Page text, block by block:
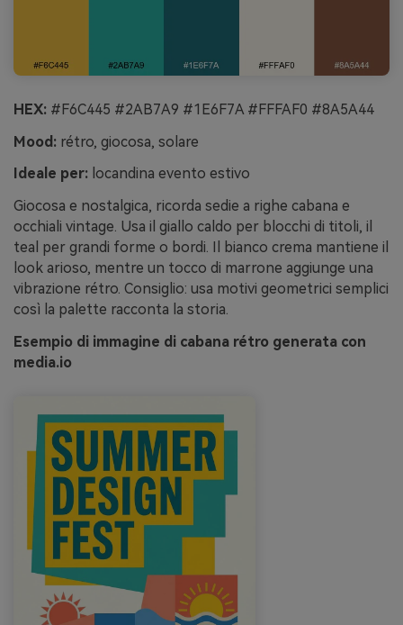
HEX: #F6C445 #2AB7A9 #1E6F7A #FFFAF0 #8A5A44
Mood: rétro, giocosa, solare
Ideale per: locandina evento estivo
Giocosa e nostalgica, ricorda sedie a righe cabana e
occhiali vintage. Usa il giallo caldo per blocchi di titoli, il
teal per grandi forme o bordi. Il bianco crema mantiene il
look arioso, mentre un tocco di marrone aggiunge una
vibrazione rétro. Consiglio: usa motivi geometrici semplici
così la palette racconta la storia.
Esempio di immagine di cabana rétro generata con
media.io